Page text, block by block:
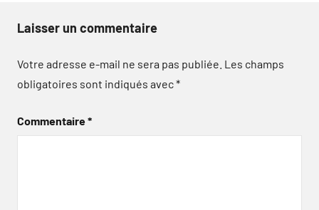
Laisser un commentaire
Votre adresse e-mail ne sera pas publiée. Les champs
obligatoires sont indiqués avec*
Commentaire*